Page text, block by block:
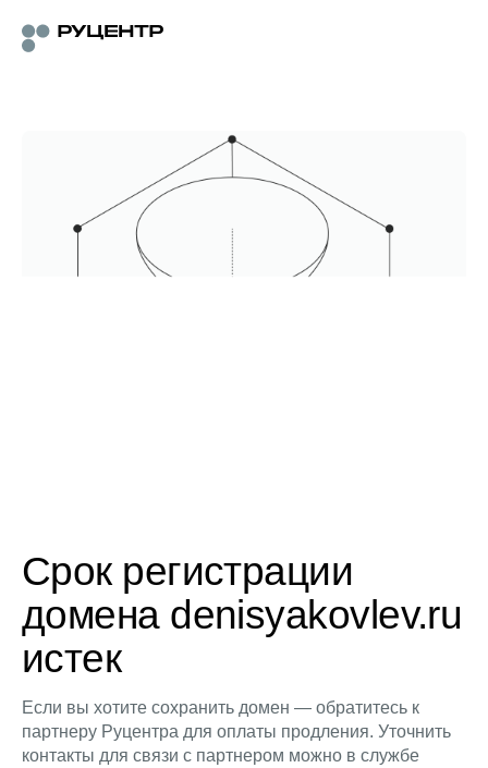
Срок регистрации
домена denisyakovlev.ru
истек
Если вы хотите сохранить домен — обратитесь к
партнеру Руцентра для оплаты продления. Уточнить
контакты для связи с партнером можно в службе